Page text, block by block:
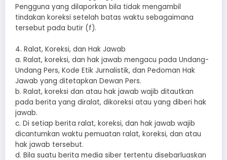
Pengguna yang dilaporkan bila tidak mengambil
tindakan koreksi setelah batas waktu sebagaimana
tersebut pada butir (f).
4. Ralat, Koreksi, dan Hak Jawab
a. Ralat, koreksi, dan hak jawab mengacu pada Undang-
Undang Pers, Kode Etik Jurnalistik, dan Pedoman Hak
Jawab yang ditetapkan Dewan Pers.
b. Ralat, koreksi dan atau hak jawab wajib ditautkan
pada berita yang diralat, dikoreksi atau yang diberi hak
jawab.
c. Di setiap berita ralat, koreksi, dan hak jawab wajib
dicantumkan waktu pemuatan ralat, koreksi, dan atau
hak jawab tersebut.
d. Bila suatu berita media siber tertentu disebarluaskan